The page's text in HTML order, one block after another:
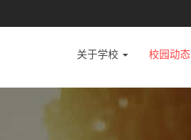
关于学校 校园动态